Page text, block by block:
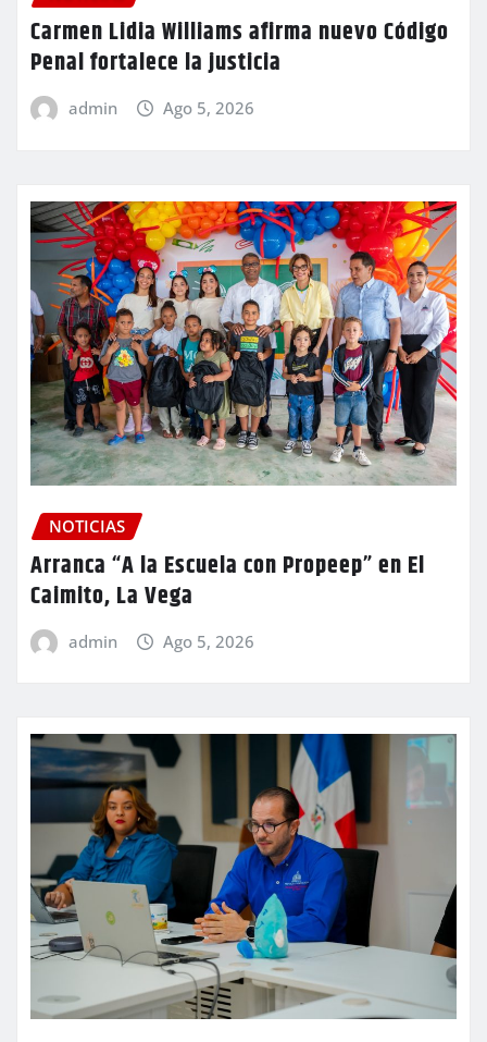
Carmen Lidia Williams afirma nuevo Código
Penal fortalece la justicia
admin Ago 5, 2026
NOTICIAS
Arranca “A la Escuela con Propeep” en El
Caimito, La Vega
admin Ago 5, 2026